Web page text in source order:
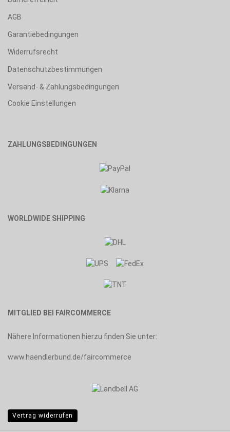
AGB
Garantiebedingungen
Widerrufsrecht
Datenschutzbestimmungen
Versand- & Zahlungsbedingungen
Cookie Einstellungen
ZAHLUNGSBEDINGUNGEN
WORLDWIDE SHIPPING
MITGLIED BEI FAIRCOMMERCE
Nähere Informationen hierzu finden Sie unter:
www.haendlerbund.de/faircommerce
Vertrag widerrufen